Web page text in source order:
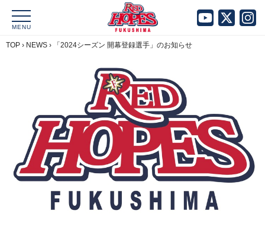
MENU
TOP › NEWS › 「2024シーズン 開幕登録選手」のお知らせ